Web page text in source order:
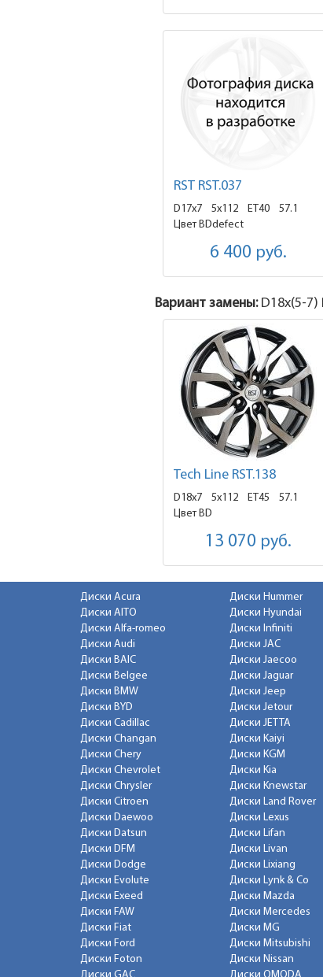
RST RST.037
D17x7 5x112 ET40
57.1
Цвет BDdefect
6 400 руб.
Вариант замены: D18x(5-7)
Tech Line RST.138
D18x7 5x112 ET45
57.1
Цвет BD
13 070 руб.
Диски Acura
Диски AITO
Диски Alfa-romeo
Диски Audi
Диски BAIC
Диски Belgee
Диски BMW
Диски BYD
Диски Cadillac
Диски Changan
Диски Chery
Диски Chevrolet
Диски Chrysler
Диски Citroen
Диски Daewoo
Диски Datsun
Диски DFM
Диски Dodge
Диски Evolute
Диски Exeed
Диски FAW
Диски Fiat
Диски Ford
Диски Foton
Диски Hummer
Диски Hyundai
Диски Infiniti
Диски JAC
Диски Jaecoo
Диски Jaguar
Диски Jeep
Диски Jetour
Диски JETTA
Диски Kaiyi
Диски KGM
Диски Kia
Диски Knewstar
Диски Land Rover
Диски Lexus
Диски Lifan
Диски Livan
Диски Lixiang
Диски Lynk & Co
Диски Mazda
Диски Mercedes
Диски MG
Диски Mitsubishi
Диски Nissan